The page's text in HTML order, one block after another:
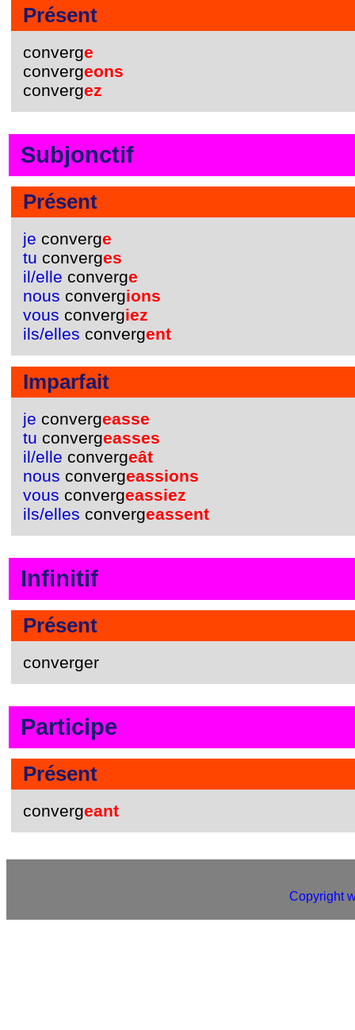
Présent
converge
convergeons
convergez
Subjonctif
Présent
je converge
tu converges
il/elle converge
nous convergions
vous convergiez
ils/elles convergent
Imparfait
je convergeasse
tu convergeasses
il/elle convergeât
nous convergeassions
vous convergeassiez
ils/elles convergeassent
Infinitif
Présent
converger
Participe
Présent
convergeant
Copyright